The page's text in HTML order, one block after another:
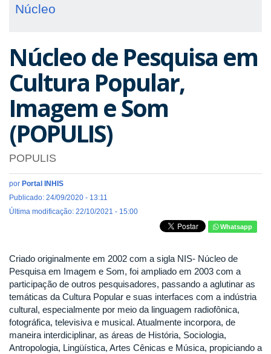
Núcleo
Núcleo de Pesquisa em
Cultura Popular,
Imagem e Som
(POPULIS)
POPULIS
por Portal INHIS
Publicado: 24/09/2020 - 13:11
Última modificação: 22/10/2021 - 15:00
Whatsapp
Criado originalmente em 2002 com a sigla NIS- Núcleo de
Pesquisa em Imagem e Som, foi ampliado em 2003 com a
participação de outros pesquisadores, passando a aglutinar as
temáticas da Cultura Popular e suas interfaces com a indústria
cultural, especialmente por meio da linguagem radiofônica,
fotográfica, televisiva e musical. Atualmente incorpora, de
maneira interdiciplinar, as áreas de História, Sociologia,
Antropologia, Lingüística, Artes Cênicas e Música, propiciando a